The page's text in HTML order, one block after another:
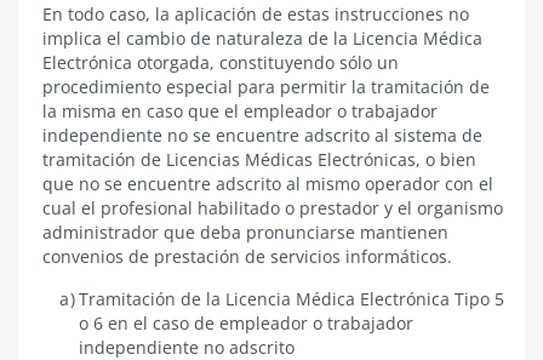
En todo caso, la aplicación de estas instrucciones no
implica el cambio de naturaleza de la Licencia Médica
Electrónica otorgada, constituyendo sólo un
procedimiento especial para permitir la tramitación de
la misma en caso que el empleador o trabajador
independiente no se encuentre adscrito al sistema de
tramitación de Licencias Médicas Electrónicas, o bien
que no se encuentre adscrito al mismo operador con el
cual el profesional habilitado o prestador y el organismo
administrador que deba pronunciarse mantienen
convenios de prestación de servicios informáticos.
Tramitación de la Licencia Médica Electrónica Tipo 5
o 6 en el caso de empleador o trabajador
independiente no adscrito